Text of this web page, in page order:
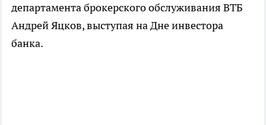
департамента брокерского обслуживания ВТБ
Андрей Яцков, выступая на Дне инвестора
банка.